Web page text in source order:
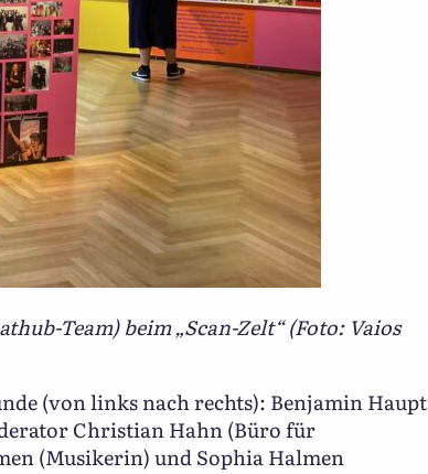
Team) beim „Scan-Zelt“ (Foto: Vaios
(von links nach rechts): Benjamin Haupt
Christian Hahn (Büro für
(Musikerin) und Sophia Halmen